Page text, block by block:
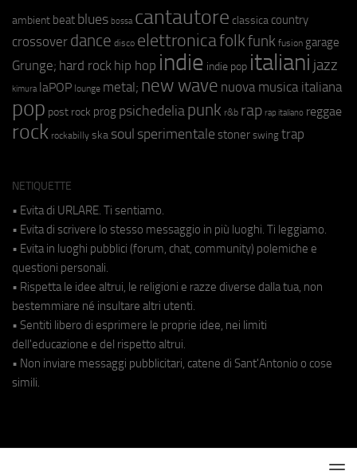
ambient beat blues bossa cantautore classica country
crossover dance disco elettronicafolkfunk fusion garage
Grunge; hard rock hip hop indie indie pop italiani jazz
kimura laPOP lounge metal; new wave nuova musica italiana
pop post rock prog psichedeliapunk r&b rap rap italiano reggae
rock rockabilly ska soul sperimentale stoner swing trap
NETIQUETTE
• Evita di URLARE. Ti sentiamo.
• Evita di scrivere lo stesso messaggio in più luoghi. Ti leggiamo.
• Evita in luoghi pubblici (forum, chat, community) polemiche e
questioni personali.
• Rispetta le idee altrui, le religioni e razze diverse dalla tua, non
bestemmiare né insultare altri utenti.
• Sentiti libero di esprimere le proprie idee, nei limiti
dell'educazione e del rispetto altrui.
• Non inviare messaggi pubblicitari, catene di Sant'Antonio o cose
simili.